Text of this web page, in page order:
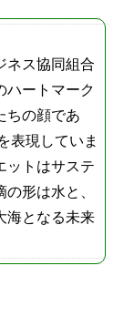
ネス協同組合
ハートマーク
ちの顔であ
表現していま
ットはサステ
形は水と、
海となる未来